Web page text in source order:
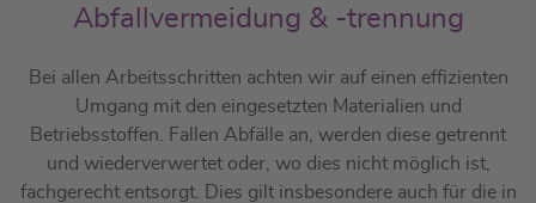
Abfallvermeidung & -trennung
Bei allen Arbeitsschritten achten wir auf einen effizienten
Umgang mit den eingesetzten Materialien und
Betriebsstoffen. Fallen Abfälle an, werden diese getrennt
und wiederverwertet oder, wo dies nicht möglich ist,
fachgerecht entsorgt. Dies gilt insbesondere auch für die in